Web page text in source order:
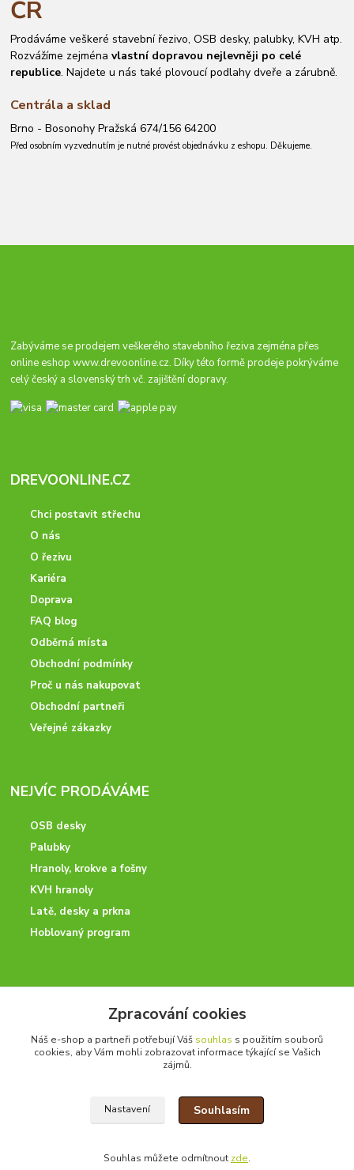
ČR
Prodáváme veškeré stavební řezivo, OSB desky, palubky, KVH atp.
Rozvážíme zejménavlastní dopravou nejlevněji po celé
republice. Najdete u nás také plovoucí podlahy dveře a zárubně.
Centrála a sklad
Brno - Bosonohy Pražská 674/156 64200
Před osobním vyzvednutím je nutné provést objednávku z eshopu. Děkujeme.
Zabýváme se prodejem veškerého stavebního řeziva zejména přes
online eshopwww.drevoonline.cz. Díky této formě prodeje pokrýváme
celý český a slovenský trh vč. zajištění dopravy.
DREVOONLINE.CZ
Chci postavit střechu
O nás
O řezivu
Kariéra
Doprava
FAQ blog
Odběrná místa
Obchodní podmínky
Proč u nás nakupovat
Obchodní partneři
Veřejné zákazky
NEJVÍC PRODÁVÁME
OSB desky
Palubky
Hranoly, krokve a fošny
KVH hranoly
Latě, desky a prkna
Hoblovaný program
Potřebujete poradit? Neváhejte nás kontaktovat.
+420 728 600 625
po - pá 7:00 - 15:00
Zpracování cookies
Náš e-shop a partneři potřebují Váš souhlas s použitím souborů
cookies, aby Vám mohli zobrazovat informace týkající se Vašich
zájmů.
Nastavení Souhlasím
Souhlas můžete odmítnout zde.